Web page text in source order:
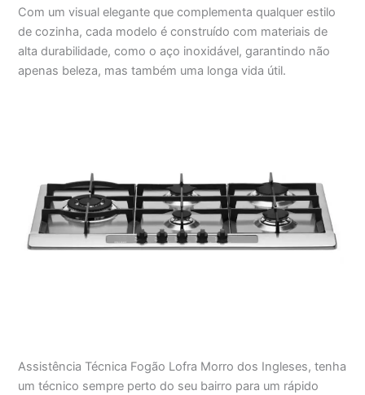
Com um visual elegante que complementa qualquer estilo
de cozinha, cada modelo é construído com materiais de
alta durabilidade, como o aço inoxidável, garantindo não
apenas beleza, mas também uma longa vida útil.
Assistência Técnica Fogão Lofra Morro dos Ingleses, tenha
um técnico sempre perto do seu bairro para um rápido